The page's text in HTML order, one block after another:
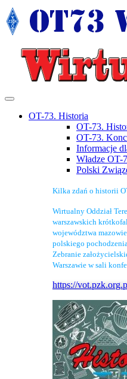
OT-73. Historia
OT-73.
OT-73.
Informacje
Władze OT-
Polski
Kilka zdań o historii
Wirtualny Oddział
warszawskich
województwa
polskiego
Zebranie
Warszawie w sali
https://